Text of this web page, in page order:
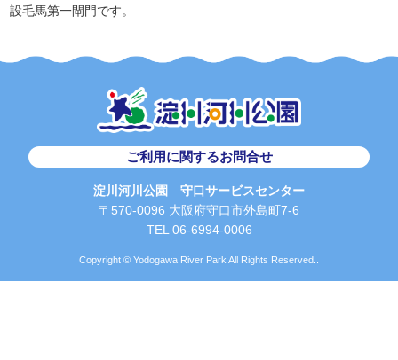
設毛馬第一閘門です。
ご利用に関するお問合せ
淀川河川公園 守口サービスセンター
〒570-0096 大阪府守口市外島町7-6
TEL 06-6994-0006
Copyright © Yodogawa River Park All Rights Reserved..